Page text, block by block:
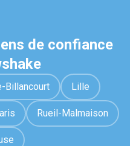
de confiance
Billancourt Lille
Rueil-Malmaison